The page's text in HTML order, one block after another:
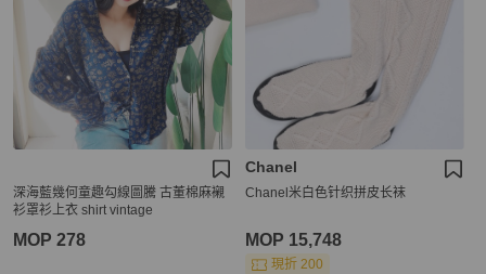
深海藍幾何童趣勾線圖騰 古董棉麻襯
衫罩衫上衣 shirt vintage
MOP 278
Chanel
Chanel米白色针织拼皮长袜
MOP 15,748
現折 200